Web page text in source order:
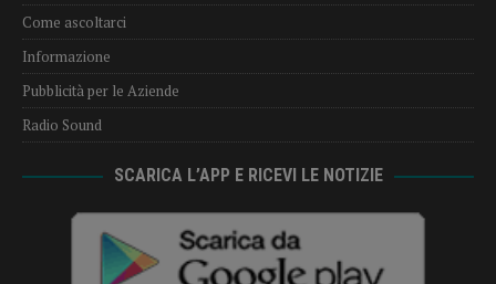
Come ascoltarci
Informazione
Pubblicità per le Aziende
Radio Sound
SCARICA L’APP E RICEVI LE NOTIZIE